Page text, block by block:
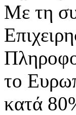
Με τη
το
κατά